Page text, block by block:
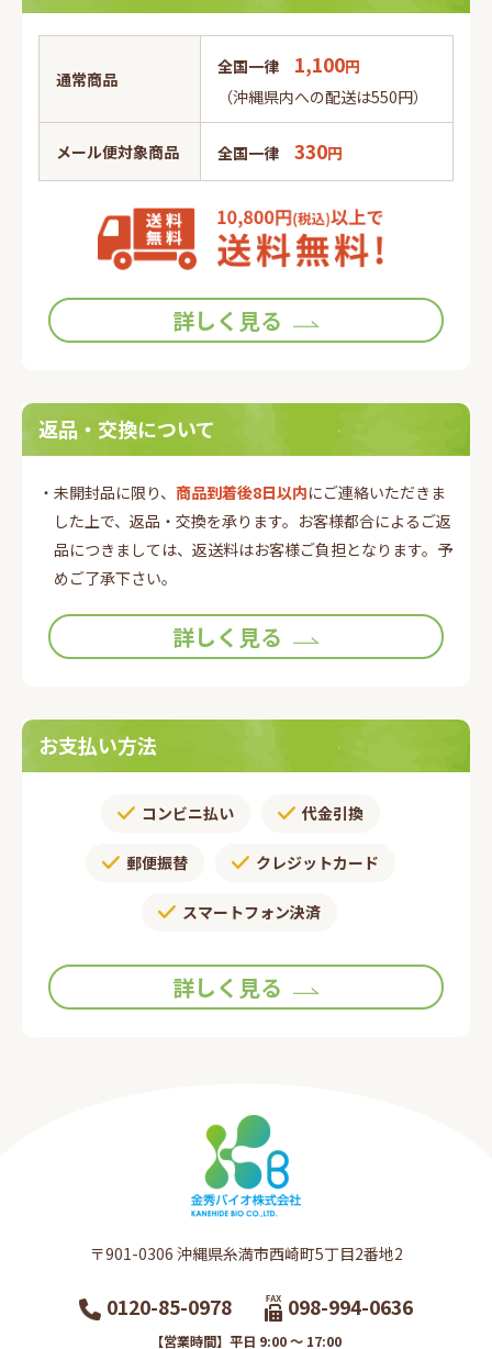
通常商品
全国一律 1,100円
（沖縄県内への配送は550円）
メール便対象商品 全国一律 330円
詳しく見る
返品・交換について
・未開封品に限り、 商品到着後8日以内にご連絡いただきま
した上で、返品・交換を承ります。お客様都合によるご返
品につきましては、返送料はお客様ご負担となります。予
めご了承下さい。
詳しく見る
お支払い方法
コンビニ払い 代金引換
郵便振替​ クレジットカード
スマートフォン決済
詳しく見る
〒901-0306​ 沖縄県糸満市西崎町5丁目2番地2​
0120-85-0978 098-994-0636
【営業時間】平日 9:00 ～ 17:00